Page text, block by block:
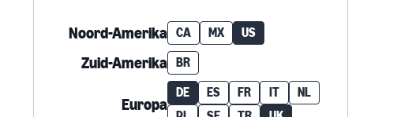
Noord-Amerika CA MX US
Zuid-Amerika BR
Europa
DE ES FR IT
NL